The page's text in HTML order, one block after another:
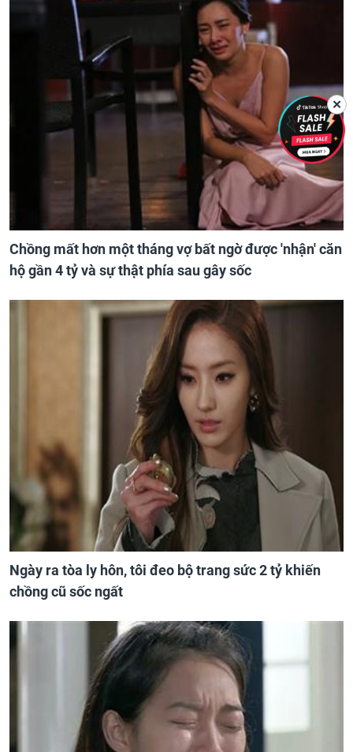
Chồng mất hơn một tháng vợ bất ngờ được 'nhận' căn
hộ gần 4 tỷ và sự thật phía sau gây sốc
Ngày ra tòa ly hôn, tôi đeo bộ trang sức 2 tỷ khiến
chồng cũ sốc ngất
✕